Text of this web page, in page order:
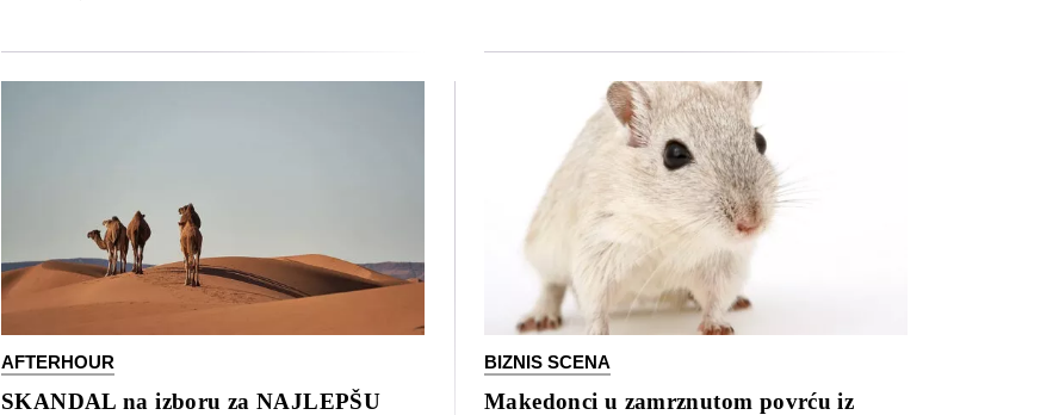
AFTERHOUR
SKANDAL na izboru za NAJLEPŠU
BIZNIS SCENA
Makedonci u zamrznutom povrću iz